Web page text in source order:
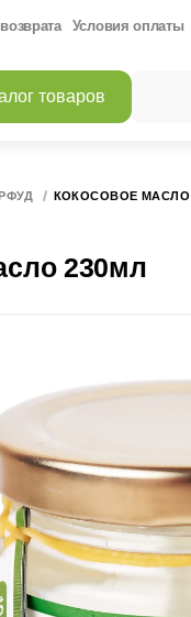
Условия оплаты
товаров
КОКОСОВОЕ МАСЛО
230мл